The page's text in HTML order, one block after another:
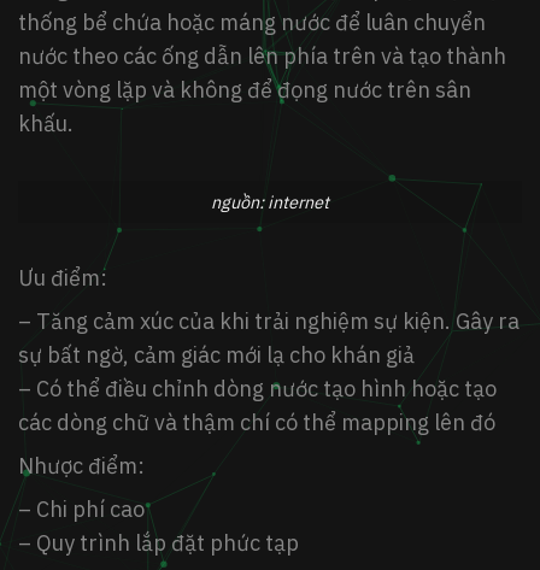
thống bể chứa hoặc máng nước để luân chuyển
nước theo các ống dẫn lên phía trên và tạo thành
một vòng lặp và không để đọng nước trên sân
khấu.
nguồn: internet
Ưu điểm:
– Tăng cảm xúc của khi trải nghiệm sự kiện. Gây ra
sự bất ngờ, cảm giác mới lạ cho khán giả
– Có thể điều chỉnh dòng nước tạo hình hoặc tạo
các dòng chữ và thậm chí có thể mapping lên đó
Nhược điểm:
– Chi phí cao
– Quy trình lắp đặt phức tạp